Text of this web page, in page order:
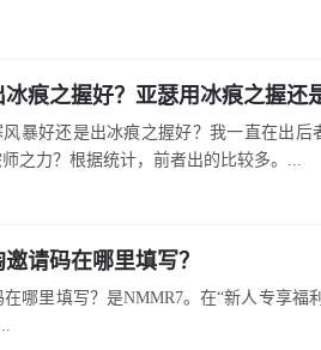
痕之握好？亚瑟用冰痕之握还
风暴好还是出冰痕之握好？我一直在出后
之力？根据统计，前者出的比较多。...
请码在哪里填写？
哪里填写？是NMMR7。在“新人专享福